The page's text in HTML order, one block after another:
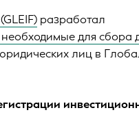
разработал
для сбора
лиц в